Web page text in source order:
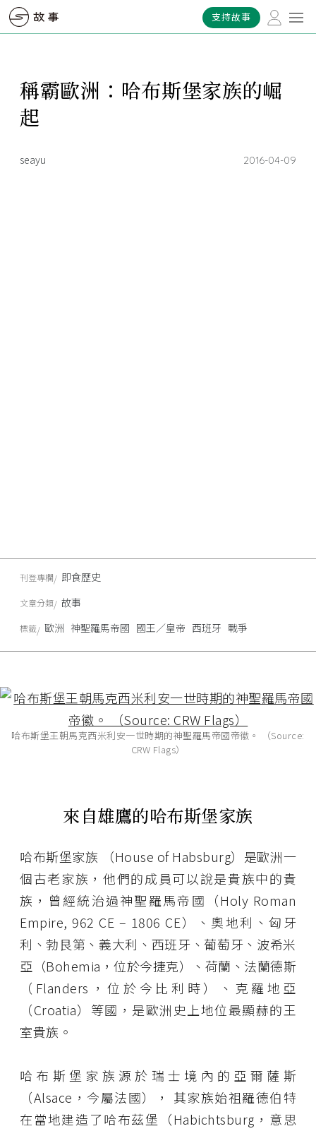
支持故事
稱霸歐洲：哈布斯堡家族的崛
起
seayu 2016-04-09
哈布斯堡王朝馬克西米利安一世時期的神聖羅馬帝國帝徽。 （Source:
CRW Flags）
來自雄鷹的哈布斯堡家族
哈布斯堡家族 （House of Habsburg）是歐洲一
個古老家族，他們的成員可以說是貴族中的貴
族，曾經統治過神聖羅馬帝國（Holy Roman
Empire, 962 CE – 1806 CE）、奧地利、匈牙
利、勃艮第、義大利、西班牙、葡萄牙、波希米
亞（Bohemia，位於今捷克）、荷蘭、法蘭德斯
（Flanders，位於今比利時）、克羅地亞
（Croatia）等國，是歐洲史上地位最顯赫的王
室貴族。
哈布斯堡家族源於瑞士境內的亞爾薩斯
（Alsace，今屬法國）， 其家族始祖羅德伯特
在當地建造了哈布茲堡（Habichtsburg，意思
刊登專欄 即食歷史
文章分類 故事
標籤 歐洲 神聖羅馬帝國 國王／皇帝 西班牙 戰爭